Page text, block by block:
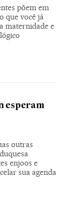
põem em
que você já
maternidade e
esperam
outras
enjoos e
sua agenda